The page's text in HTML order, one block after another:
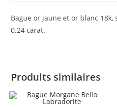
Bague or jaune et or blanc
0.24 carat.
Produits similaires